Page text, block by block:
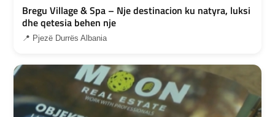
Bregu Village & Spa – Nje destinacion ku natyra, luksi
dhe qetesia behen nje
📍 Pjezë Durrës Albania